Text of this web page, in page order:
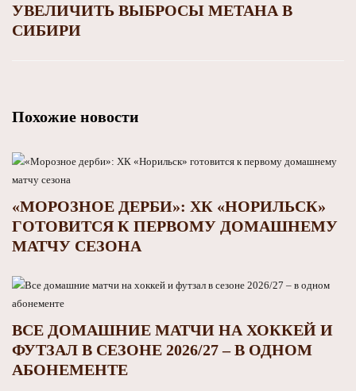
УВЕЛИЧИТЬ ВЫБРОСЫ МЕТАНА В
СИБИРИ
Похожие новости
«МОРОЗНОЕ ДЕРБИ»: ХК «НОРИЛЬСК»
ГОТОВИТСЯ К ПЕРВОМУ ДОМАШНЕМУ
МАТЧУ СЕЗОНА
ВСЕ ДОМАШНИЕ МАТЧИ НА ХОККЕЙ И
ФУТЗАЛ В СЕЗОНЕ 2026/27 – В ОДНОМ
АБОНЕМЕНТЕ